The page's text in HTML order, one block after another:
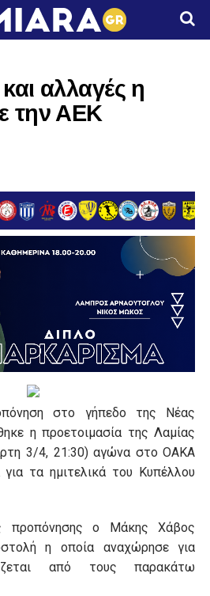
αλλαγές η
την ΑΕΚ
στο γήπεδο της Νέας
η προετοιμασία της Λαμίας
3/4, 21:30) αγώνα στο ΟΑΚΑ
τα ημιτελικά του Κυπέλλου
προπόνησης ο Μάκης Χάβος
η οποία αναχώρησε για
από τους παρακάτω